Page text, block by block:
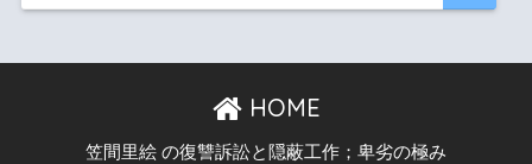
HOME
笠間里絵 の復讐訴訟と隠蔽工作；卑劣の極み